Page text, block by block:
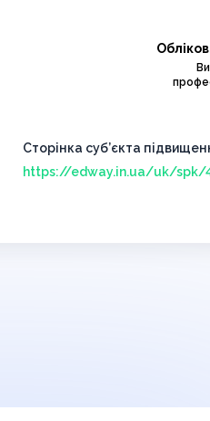
Сторінка суб’єкта
https://edway.in.ua/uk/